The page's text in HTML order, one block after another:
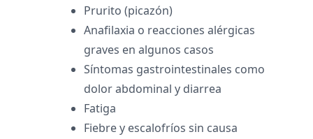
Prurito (picazón)
Anafilaxia o reacciones alérgicas
graves en algunos casos
Síntomas gastrointestinales como
dolor abdominal y diarrea
Fatiga
Fiebre y escalofríos sin causa